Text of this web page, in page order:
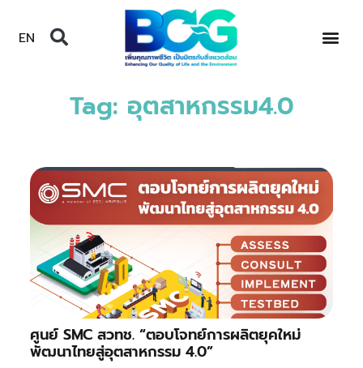
EN
Tag: อุตสาหกรรม4.0
ศูนย์ SMC สวทช. “ตอบโจทย์การผลิตยุคใหม่
พัฒนาไทยสู่อุตสาหกรรม 4.0”